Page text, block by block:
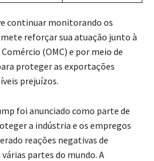
continuar monitorando os
reforçar sua atuação junto à
(OMC) e por meio de
proteger as exportações
prejuízos.
foi anunciado como parte de
a indústria e os empregos
reações negativas de
partes do mundo. A